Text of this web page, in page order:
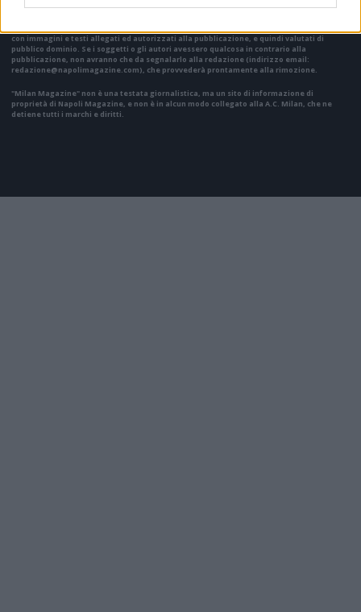
Il materiale (testo, foto e video) consultabile in questo portale è di nostra proprietà.
con immagini e testi allegati ed autorizzati alla pubblicazione, e quindi valutati di
pubblico dominio. Se i soggetti o gli autori avessero qualcosa in contrario alla
pubblicazione, non avranno che da segnalarlo alla redazione (indirizzo email:
redazione@napolimagazine.com), che provvederà prontamente alla rimozione.
"Milan Magazine" non è una testata giornalistica, ma un sito di informazione di
proprietà di Napoli Magazine, e non è in alcun modo collegato alla A.C. Milan, che ne
detiene tutti i marchi e diritti.